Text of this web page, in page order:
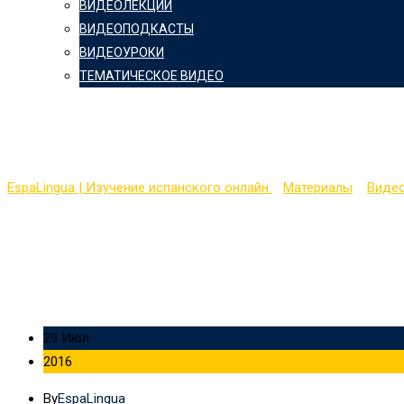
ВИДЕОЛЕКЦИИ
ВИДЕОПОДКАСТЫ
ВИДЕОУРОКИ
ТЕМАТИЧЕСКОЕ ВИДЕО
EspaLingua | Изучение испанского онлайн Материалы
29 Июл
2016
ByEspaLingua